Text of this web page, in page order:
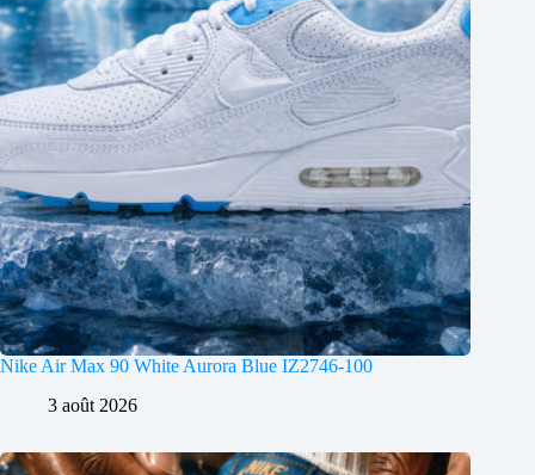
Nike Air Max 90 White Aurora Blue IZ2746-100
3 août 2026